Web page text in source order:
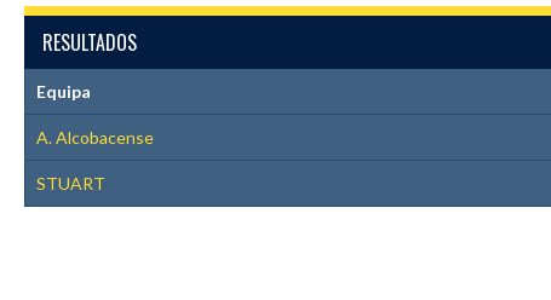
RESULTADOS
Equipa
A. Alcobacense
STUART